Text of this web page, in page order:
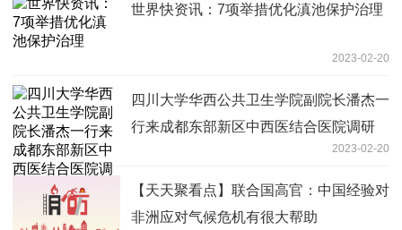
世界快资讯：7项举措优化滇池保护治理
2023-02-20
四川大学华西公共卫生学院副院长潘杰一
行来成都东部新区中西医结合医院调研
2023-02-20
【天天聚看点】联合国高官：中国经验对
非洲应对气候危机有很大帮助